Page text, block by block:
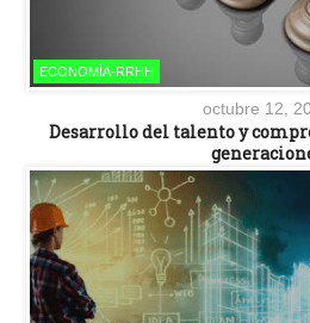
ECONOMÍA-RRHH
octubre 12,
Desarrollo del talento y